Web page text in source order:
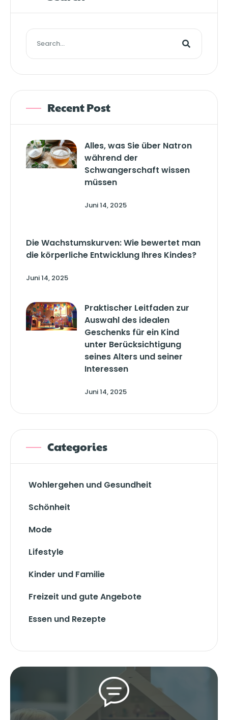
Recent Post
Alles, was Sie über Natron
während der
Schwangerschaft wissen
müssen
Juni 14, 2025
Die Wachstumskurven: Wie bewertet man
die körperliche Entwicklung Ihres Kindes?
Juni 14, 2025
Praktischer Leitfaden zur
Auswahl des idealen
Geschenks für ein Kind
unter Berücksichtigung
seines Alters und seiner
Interessen
Juni 14, 2025
Categories
Wohlergehen und Gesundheit
Schönheit
Mode
Lifestyle
Kinder und Familie
Freizeit und gute Angebote
Essen und Rezepte